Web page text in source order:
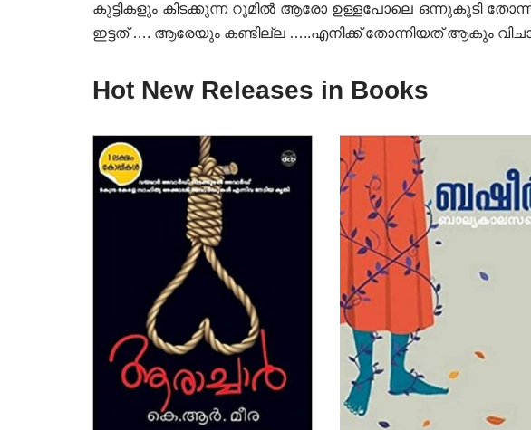
കുട്ടികളും കിടക്കുന്ന റൂമിൽ ആരോ ഉള്ളപോലെ ഒന്നുകൂടി
ഇട്ടത് …. ആരേയും കണ്ടില്ല …..എനിക്ക് തോന്നിയത് ആകും
Hot New Releases in Books